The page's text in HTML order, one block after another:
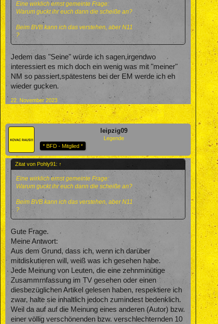
Eine wirklich ernst gemeinte Frage:
Warum guckt ihr euch dann die scheiße an?
Beim BVB kann ich das verstehen, aber N11
?
Jedem das "Seine" würde ich sagen,irgendwo
interessiert es mich doch ein wenig was mit "meiner"
NM so passiert,spätestens bei der EM werde ich eh
wieder gucken.
22. November 2023
leipzig09
Legende
* BFD - Mitglied *
Zitat von Pohly91: ↑
Eine wirklich ernst gemeinte Frage:
Warum guckt ihr euch dann die scheiße an?
Beim BVB kann ich das verstehen, aber N11
?
Gute Frage.
Meine Antwort:
Aus dem Grund, dass ich, wenn ich darüber
mitdiskutieren will, weiß was ich gesehen habe.
Jede Meinung von Leuten, die eine zehnminütige
Zusammrnfassung im TV gesehen oder einen
diesbezüglichen Artikel gelesen haben, respektiere ich
zwar, halte sie inhaltlich jedoch zumindest bedenklich.
Weil da auf auf die Meinung eines anderen (Autor) bzw.
einer völlig verschönenden bzw. verschlechternden 10